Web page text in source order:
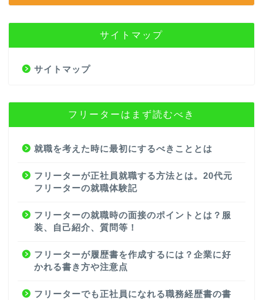
サイトマップ
サイトマップ
フリーターはまず読むべき
就職を考えた時に最初にするべきこととは
フリーターが正社員就職する方法とは。20代元
フリーターの就職体験記
フリーターの就職時の面接のポイントとは？服
装、自己紹介、質問等！
フリーターが履歴書を作成するには？企業に好
かれる書き方や注意点
フリーターでも正社員になれる職務経歴書の書